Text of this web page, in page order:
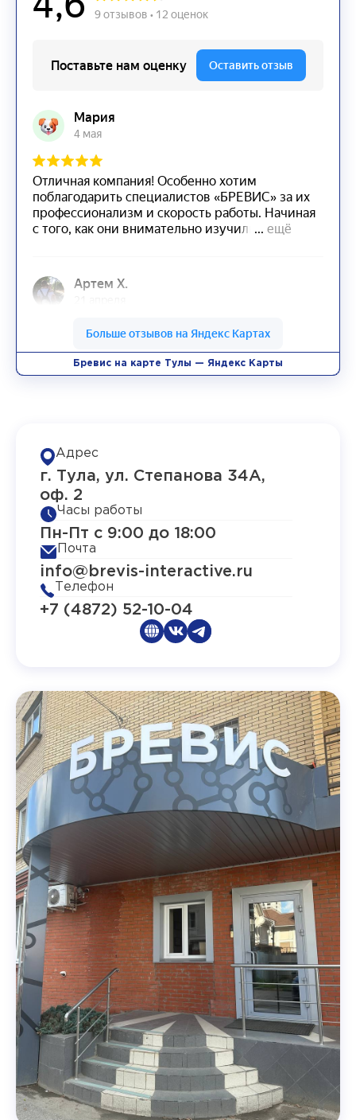
Бревис на карте Тулы — Яндекс Карты
Адрес
г. Тула, ул. Степанова 34А,
оф. 2
Часы работы
Пн-Пт с 9:00 до 18:00
Почта
info@brevis-interactive.ru
Телефон
+7 (4872) 52-10-04